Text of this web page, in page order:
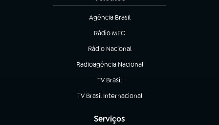
Agência Brasil
(abre em nova aba)
Rádio MEC
(abre em nova aba)
Rádio Nacional
Radioagência Nacional
(abre em nova aba)
TV Brasil
(abre em nova aba)
TV Brasil Internacional
(abre em nova aba)
Serviços